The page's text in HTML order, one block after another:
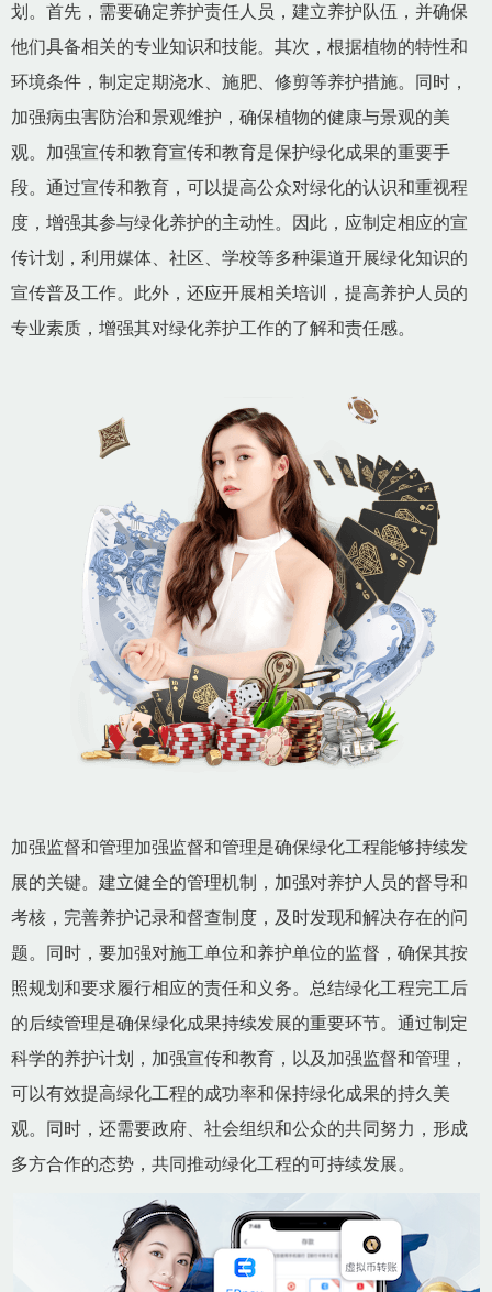
划。首先，需要确定养护责任人员，建立养护队伍，并确保
他们具备相关的专业知识和技能。其次，根据植物的特性和
环境条件，制定定期浇水、施肥、修剪等养护措施。同时，
加强病虫害防治和景观维护，确保植物的健康与景观的美
观。加强宣传和教育宣传和教育是保护绿化成果的重要手
段。通过宣传和教育，可以提高公众对绿化的认识和重视程
度，增强其参与绿化养护的主动性。因此，应制定相应的宣
传计划，利用媒体、社区、学校等多种渠道开展绿化知识的
宣传普及工作。此外，还应开展相关培训，提高养护人员的
专业素质，增强其对绿化养护工作的了解和责任感。
加强监督和管理加强监督和管理是确保绿化工程能够持续发
展的关键。建立健全的管理机制，加强对养护人员的督导和
考核，完善养护记录和督查制度，及时发现和解决存在的问
题。同时，要加强对施工单位和养护单位的监督，确保其按
照规划和要求履行相应的责任和义务。总结绿化工程完工后
的后续管理是确保绿化成果持续发展的重要环节。通过制定
科学的养护计划，加强宣传和教育，以及加强监督和管理，
可以有效提高绿化工程的成功率和保持绿化成果的持久美
观。同时，还需要政府、社会组织和公众的共同努力，形成
多方合作的态势，共同推动绿化工程的可持续发展。